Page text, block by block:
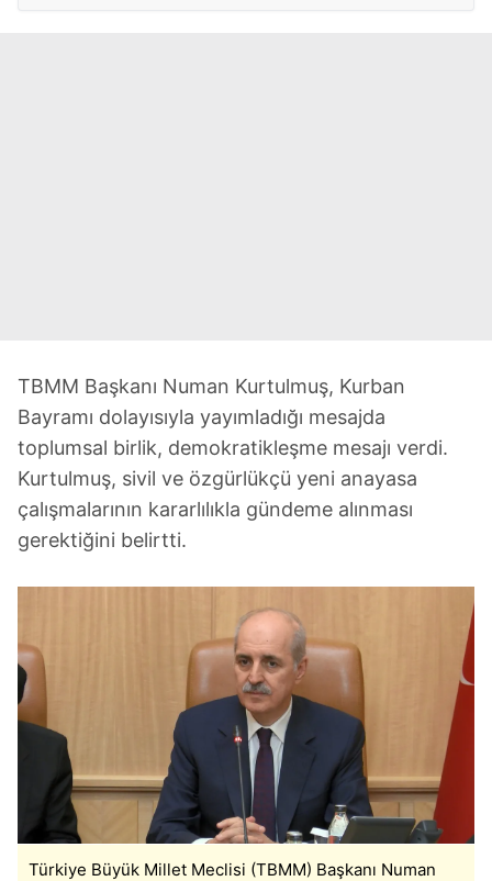
TBMM Başkanı Numan Kurtulmuş, Kurban
Bayramı dolayısıyla yayımladığı mesajda
toplumsal birlik, demokratikleşme mesajı verdi.
Kurtulmuş, sivil ve özgürlükçü yeni anayasa
çalışmalarının kararlılıkla gündeme alınması
gerektiğini belirtti.
Türkiye Büyük Millet Meclisi (TBMM) Başkanı Numan